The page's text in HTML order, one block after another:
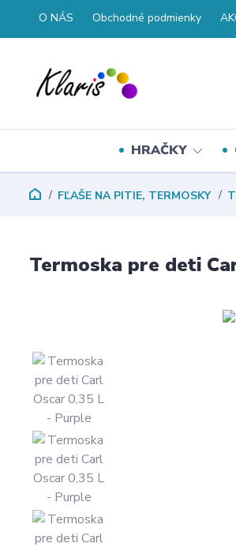
O NÁS Obchodné podmienky
HRAČKY
FĽAŠE NA PITIE, TERMOSKY
Termoska pre deti